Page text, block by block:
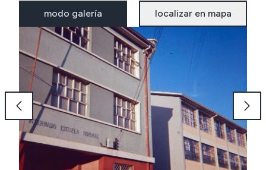
modo galería localizar en mapa